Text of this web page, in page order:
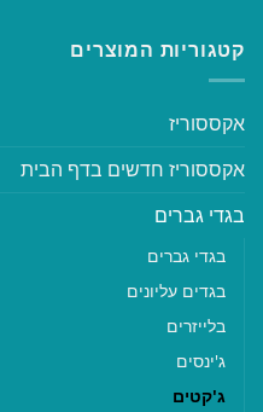
קטגוריות המוצרים
אקססוריז
אקססוריז חדשים בדף הבית
בגדי גברים
בגדי גברים
בגדים עליונים
בלייזרים
ג'ינסים
ג'קטים